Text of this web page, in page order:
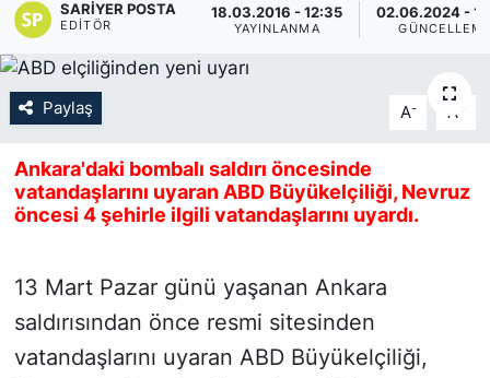
SARIYER POSTA
EDITÖR
18.03.2016 - 12:35
YAYINLANMA
02.06.2024 -
Paylaş A- A
Ankara'daki bombalı saldırı öncesinde
vatandaşlarını uyaran ABD Büyükelçiliği, Nevruz
öncesi 4 şehirle ilgili vatandaşlarını uyardı.
13 Mart Pazar günü yaşanan Ankara
saldırısından önce resmi sitesinden
vatandaşlarını uyaran ABD Büyükelçiliği,
KÖŞE YAZILARI (Arşiv)
MAGAZİN
SAĞLIK
SARIYER HABERLERİ